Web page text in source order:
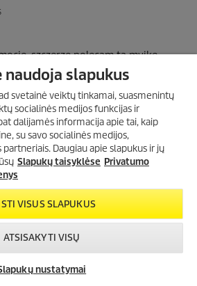
PRENUMERUOKITE
NAUJIENLAIŠKĮ
DAUGIAU INFORMACIJOS
Kur įsigyti?
naudoja slapukus
svetainė veiktų tinkamai, suasmenintų
socialinės medijos funkcijas ir
dalijamės informacija apie tai, kaip
su savo socialinės medijos,
Daugiau apie slapukus ir jų
Slapukų taisyklėse Privatumo
VISUS SLAPUKUS
ATSISAKYTI VISŲ
nustatymai